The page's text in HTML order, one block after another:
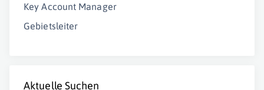
Key Account Manager
Gebietsleiter
Aktuelle Suchen